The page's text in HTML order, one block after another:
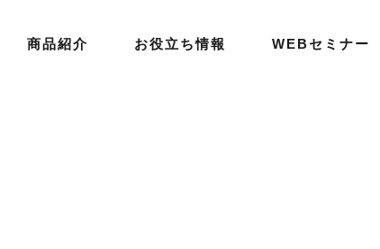
商品紹介 お役立ち情報 WEBセミナー